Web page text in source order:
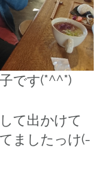
です(*^^*)
て出かけて
ましたっけ(-